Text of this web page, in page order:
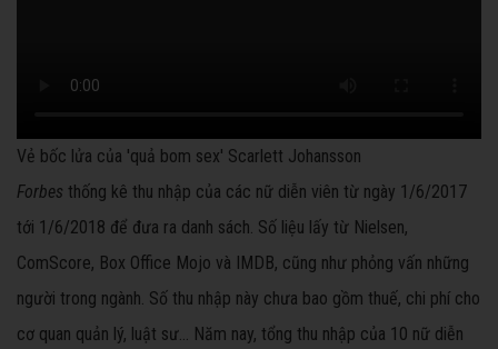
Vẻ bốc lửa của 'quả bom sex' Scarlett Johansson
Forbes thống kê thu nhập của các nữ diễn viên từ ngày 1/6/2017
tới 1/6/2018 để đưa ra danh sách. Số liệu lấy từ Nielsen,
ComScore, Box Office Mojo và IMDB, cũng như phỏng vấn những
người trong ngành. Số thu nhập này chưa bao gồm thuế, chi phí cho
cơ quan quản lý, luật sư... Năm nay, tổng thu nhập của 10 nữ diễn